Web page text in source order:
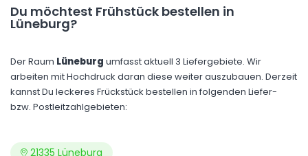
Du möchtest Frühstück bestellen in
Lüneburg?
Der Raum Lüneburg umfasst aktuell 3 Liefergebiete. Wir
arbeiten mit Hochdruck daran diese weiter auszubauen. Derzeit
kannst Du leckeres Frückstück bestellen in folgenden Liefer-
bzw. Postleitzahlgebieten:
21335 Lüneburg